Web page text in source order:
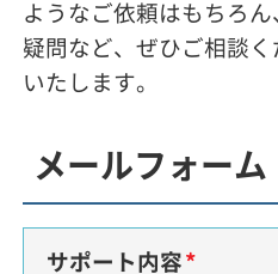
ようなご依頼はもちろ
疑問など、ぜひご相談
いたします。
メールフォーム
サポート内容